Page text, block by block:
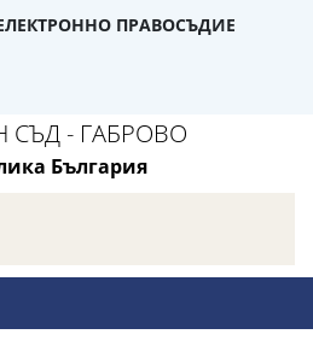
ПРАВОСЪДИЕ
СЪД - ГАБРОВО
България